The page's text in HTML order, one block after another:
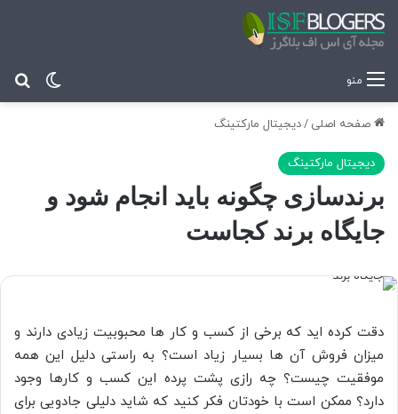
تغییر منو
صفحه اصلی /دیجیتال مارکتینگ
دیجیتال مارکتینگ
برندسازی چگونه باید انجام شود و
جایگاه برند کجاست
دقت کرده اید که برخی از کسب و کار ها محبوبیت زیادی دارند و
میزان فروش آن ها بسیار زیاد است؟ به راستی دلیل این همه
موفقیت چیست؟ چه رازی پشت پرده این کسب و کارها وجود
دارد؟ ممکن است با خودتان فکر کنید که شاید دلیلی جادویی برای